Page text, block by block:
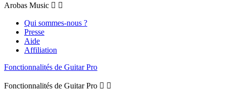
Arobas Music  
Qui sommes-nous ?
Presse
Aide
Affiliation
Fonctionnalités de Guitar Pro
Fonctionnalités de Guitar Pro  